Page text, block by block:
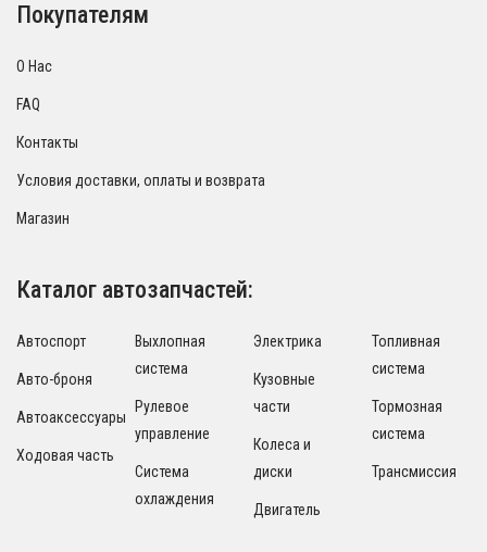
Покупателям
О Нас
FAQ
Контакты
Условия доставки, оплаты и возврата
Магазин
Каталог автозапчастей:
Автоспорт
Авто-броня
Автоаксессуары
Ходовая часть
Выхлопная
система
Рулевое
управление
Система
охлаждения
Электрика
Кузовные
части
Колеса и
диски
Двигатель
Топливная
система
Тормозная
система
Трансмиссия